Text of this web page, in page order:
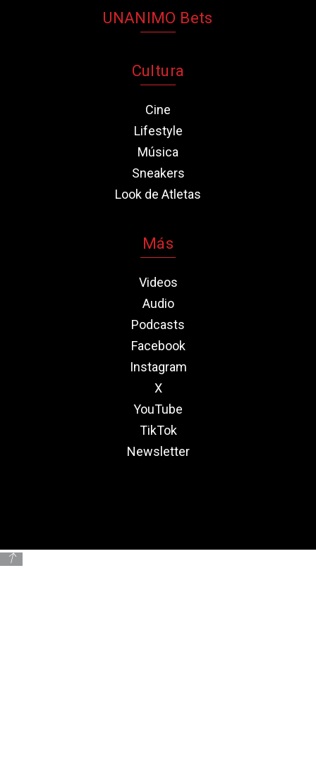
UNANIMO Bets
Cultura
Cine
Lifestyle
Música
Sneakers
Look de Atletas
Más
Videos
Audio
Podcasts
Facebook
Instagram
X
YouTube
TikTok
Newsletter